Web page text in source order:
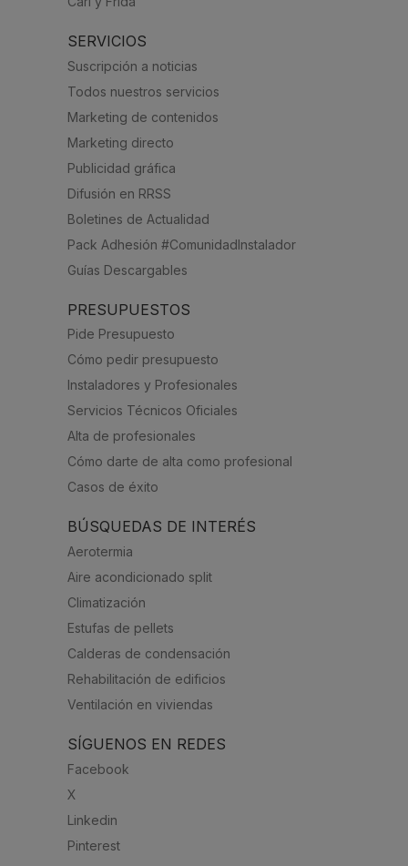
SERVICIOS
Suscripción a noticias
Todos nuestros servicios
Marketing de contenidos
Marketing directo
Publicidad gráfica
Difusión en RRSS
Boletines de Actualidad
Pack Adhesión #ComunidadInstalador
Guías Descargables
PRESUPUESTOS
Pide Presupuesto
Cómo pedir presupuesto
Instaladores y Profesionales
Servicios Técnicos Oficiales
Alta de profesionales
Cómo darte de alta como profesional
Casos de éxito
BÚSQUEDAS DE INTERÉS
Aerotermia
Aire acondicionado split
Climatización
Estufas de pellets
Calderas de condensación
Rehabilitación de edificios
Ventilación en viviendas
SÍGUENOS EN REDES
Facebook
X
Linkedin
Pinterest